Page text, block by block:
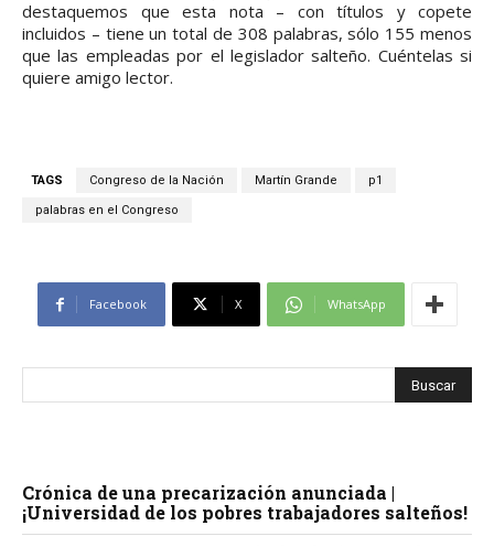
destaquemos que esta nota – con títulos y copete
incluidos – tiene un total de 308 palabras, sólo 155 menos
que las empleadas por el legislador salteño. Cuéntelas si
quiere amigo lector.
TAGS Congreso de la Nación Martín Grande p1
palabras en el Congreso
Facebook X WhatsApp
Crónica de una precarización anunciada |
¡Universidad de los pobres trabajadores salteños!